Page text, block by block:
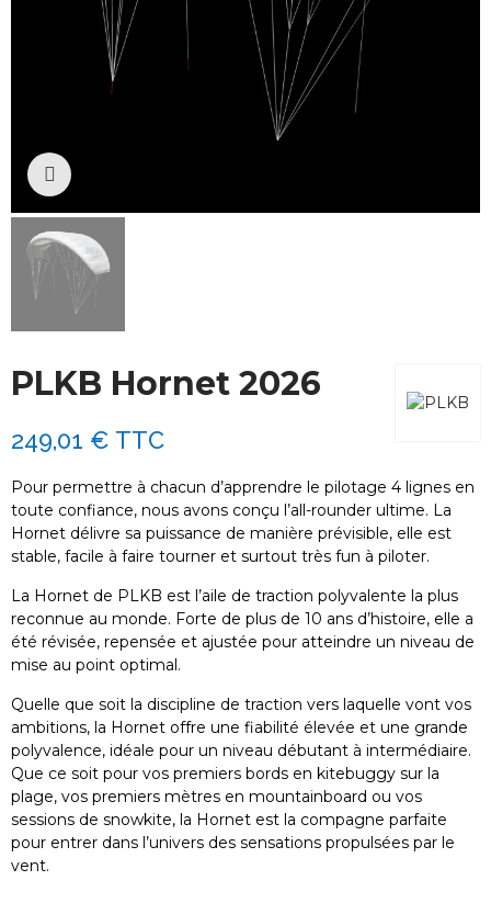
PLKB Hornet 2026
249,01 € TTC
Pour permettre à chacun d’apprendre le pilotage 4 lignes en
toute confiance, nous avons conçu l’all-rounder ultime. La
Hornet délivre sa puissance de manière prévisible, elle est
stable, facile à faire tourner et surtout très fun à piloter.
La Hornet de PLKB est l’aile de traction polyvalente la plus
reconnue au monde. Forte de plus de 10 ans d’histoire, elle a
été révisée, repensée et ajustée pour atteindre un niveau de
mise au point optimal.
Quelle que soit la discipline de traction vers laquelle vont vos
ambitions, la Hornet offre une fiabilité élevée et une grande
polyvalence, idéale pour un niveau débutant à intermédiaire.
Que ce soit pour vos premiers bords en kitebuggy sur la
plage, vos premiers mètres en mountainboard ou vos
sessions de snowkite, la Hornet est la compagne parfaite
pour entrer dans l’univers des sensations propulsées par le
vent.